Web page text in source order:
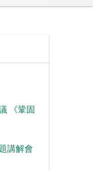
《鞏固
講解會